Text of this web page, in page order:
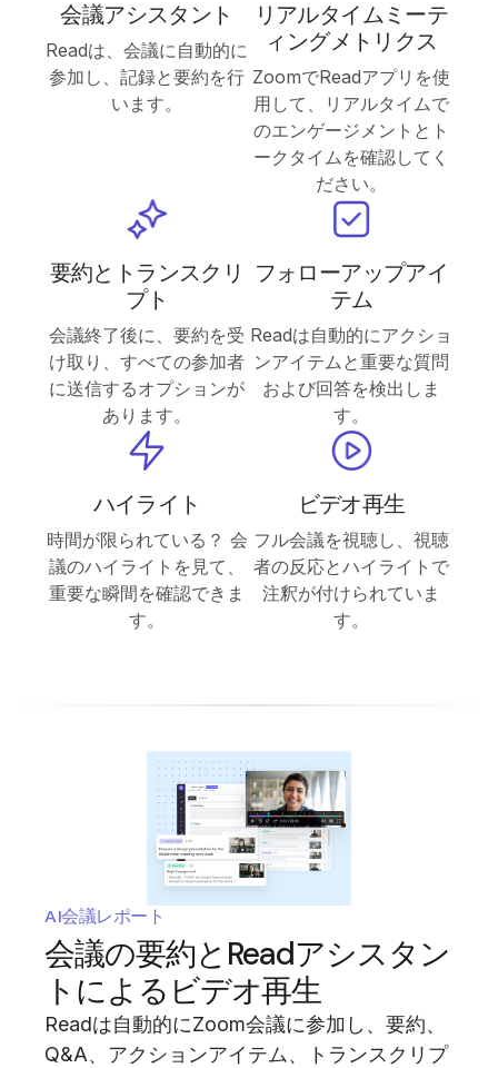
会議アシスタント
Readは、会議に自動的に
参加し、記録と要約を行
います。
リアルタイムミーテ
ィングメトリクス
ZoomでReadアプリを使
用して、リアルタイムで
のエンゲージメントとト
ークタイムを確認してく
ださい。
要約とトランスクリ
プト
会議終了後に、要約を受
け取り、すべての参加者
に送信するオプションが
あります。
フォローアップアイ
テム
Readは自動的にアクショ
ンアイテムと重要な質問
および回答を検出しま
す。
ハイライト
時間が限られている？ 会
議のハイライトを見て、
重要な瞬間を確認できま
す。
ビデオ再生
フル会議を視聴し、視聴
者の反応とハイライトで
注釈が付けられていま
す。
AI会議レポート
会議の要約とReadアシスタン
トによるビデオ再生
Readは自動的にZoom会議に参加し、要約、
Q&A、アクションアイテム、トランスクリプ